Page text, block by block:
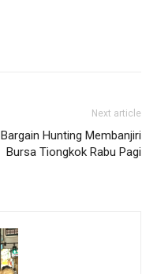
Next article
Bargain Hunting Membanjiri
Bursa Tiongkok Rabu Pagi